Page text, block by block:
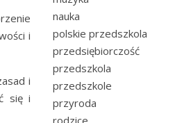
i
i
się i
nauka
polskie przedszkola
przedsiębiorczość
przedszkola
przedszkole
przyroda
rodzice